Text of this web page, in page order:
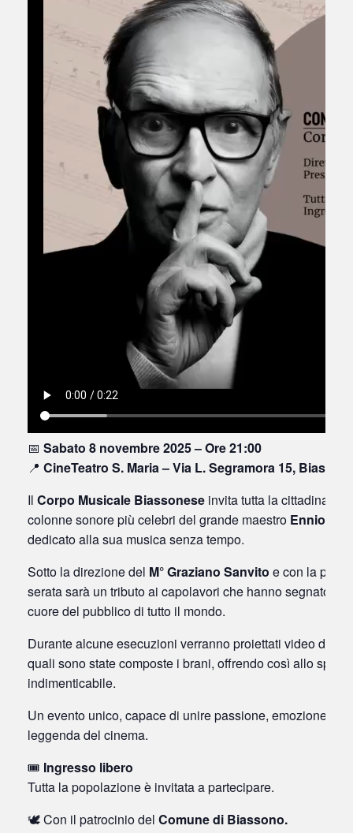
📅 Sabato 8 novembre 2025 – Ore 21:00
📍 CineTeatro S. Maria – Via L. Segramora 15,
Il Corpo Musicale Biassonese invita tutta la
colonne sonore più celebri del grande maestro Ennio
dedicato alla sua musica senza tempo.
Sotto la direzione del M° Graziano Sanvito e con la
serata sarà un tributo ai capolavori che hanno segnato la
cuore del pubblico di tutto il mondo.
Durante alcune esecuzioni verranno proiettati video delle
quali sono state composte i brani, offrendo così allo
indimenticabile.
Un evento unico, capace di unire passione, emozione e
leggenda del cinema.
🎟️ Ingresso libero
Tutta la popolazione è invitata a partecipare.
🕊️ Con il patrocinio del Comune di Biassono.